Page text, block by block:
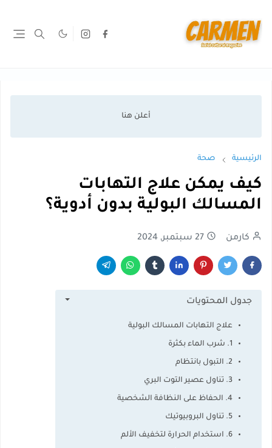
الرئيسية صحة
كيف يمكن علاج التهابات
المسالك البولية بدون أدوية؟
كارمن 27 سبتمبر, 2024
جدول المحتويات
علاج التهابات المسالك البولية
1. شرب الماء بكثرة
2. التبول بانتظام
3. تناول عصير التوت البري
4. الحفاظ على النظافة الشخصية
5. تناول البروبيوتيك
6. استخدام الحرارة لتخفيف الألم